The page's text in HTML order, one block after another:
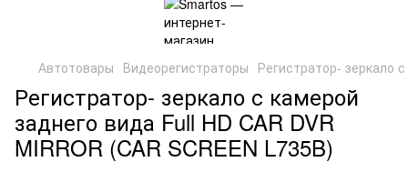
Автотовары Видеорегистраторы Регистратор- зеркало
Регистратор- зеркало с камерой
заднего вида Full HD CAR DVR
MIRROR (CAR SCREEN L735B)